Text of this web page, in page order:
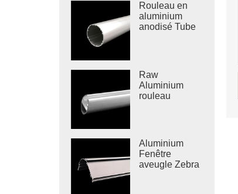
Rouleau en
aluminium
anodisé Tube
Raw
Aluminium
rouleau
Aluminium
Fenêtre
aveugle Zebra